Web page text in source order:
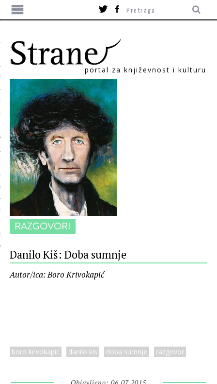
portal za književnost i kulturu
RAZGOVORI
Danilo Kiš: Doba sumnje
Autor/ica: Boro Krivokapić
boro krivokapic danilo kis doba sumnje razgovor